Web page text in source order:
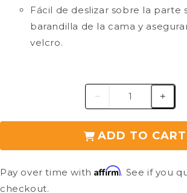
Fácil de deslizar sobre la parte
barandilla de la cama y
velcro.
ADD TO CART
Pay over time withAffirm. See if you
checkout.